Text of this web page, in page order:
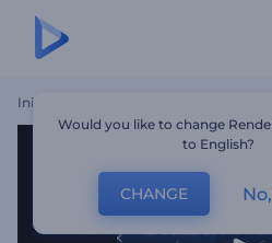
Inicio
Would you like to change
to English?
CHANGE